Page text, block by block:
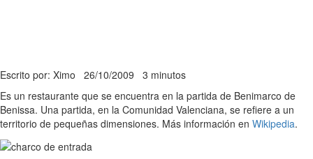
Escrito por: Ximo 26/10/2009 3 minutos
Es un restaurante que se encuentra en la partida de Benimarco de
Benissa. Una partida, en la Comunidad Valenciana, se refiere a un
territorio de pequeñas dimensiones. Más información en Wikipedia.